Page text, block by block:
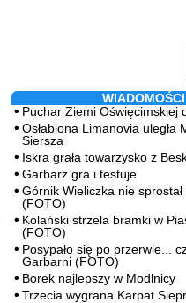
WIADOMOŚCI
Puchar Ziemi Oświęcimskiej
Osłabiona Limanovia uległa
Siersza
Iskra grała towarzysko z
Garbarz gra i testuje
Górnik Wieliczka nie
(FOTO)
Kolański strzela bramki w
(FOTO)
Posypało się po przerwie...
Garbarni (FOTO)
Borek najlepszy w Modlnicy
Trzecia wygrana Karpat